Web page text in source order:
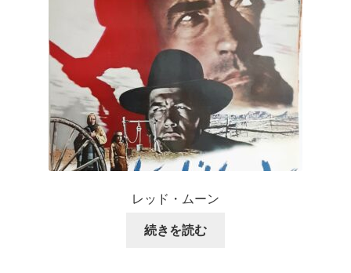
レッド・ムーン
続きを読む